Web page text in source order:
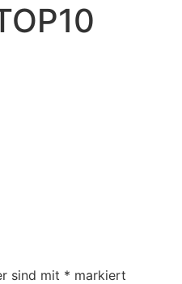
sind mit * markiert